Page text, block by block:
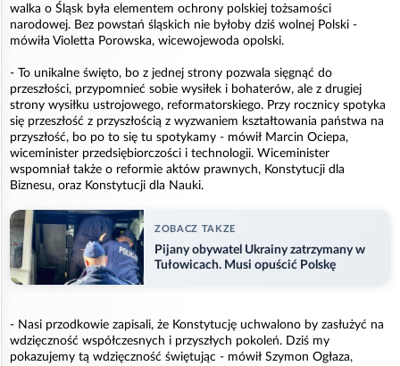
walka o Śląsk była elementem ochrony polskiej tożsamości
narodowej. Bez powstań śląskich nie byłoby dziś wolnej Polski -
mówiła Violetta Porowska, wicewojewoda opolski.
- To unikalne święto, bo z jednej strony pozwala sięgnąć do
przeszłości, przypomnieć sobie wysiłek i bohaterów, ale z drugiej
strony wysiłku ustrojowego, reformatorskiego. Przy rocznicy spotyka
się przeszłość z przyszłością z wyzwaniem kształtowania państwa na
przyszłość, bo po to się tu spotykamy - mówił Marcin Ociepa,
wiceminister przedsiębiorczości i technologii. Wiceminister
wspomniał także o reformie aktów prawnych, Konstytucji dla
Biznesu, oraz Konstytucji dla Nauki.
ZOBACZ TAKZE
Pijany obywatel Ukrainy zatrzymany w
Tułowicach. Musi opuścić Polskę
- Nasi przodkowie zapisali, że Konstytucję uchwalono by zasłużyć na
wdzięczność współczesnych i przyszłych pokoleń. Dziś my
pokazujemy tą wdzięczność świętując - mówił Szymon Ogłaza,